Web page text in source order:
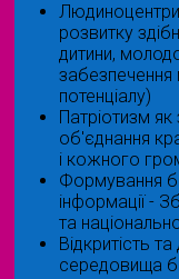
розвитку
дитини,
забезпечення
потенціалу)
Патріотизм
об'єднання
і кожного
Формування
інформації -
та
Відкритість
середовища